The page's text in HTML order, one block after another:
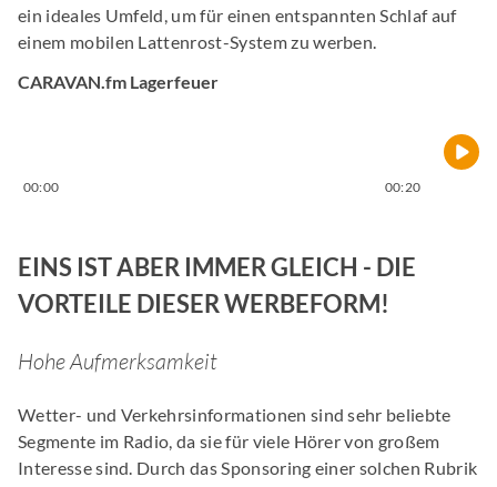
ein ideales Umfeld, um für einen entspannten Schlaf auf
einem mobilen Lattenrost-System zu werben.
CARAVAN.fm Lagerfeuer
00:00 00:20
EINS IST ABER IMMER GLEICH - DIE
VORTEILE DIESER WERBEFORM!
Hohe Aufmerksamkeit
Wetter- und Verkehrsinformationen sind sehr beliebte
Segmente im Radio, da sie für viele Hörer von großem
Interesse sind. Durch das Sponsoring einer solchen Rubrik